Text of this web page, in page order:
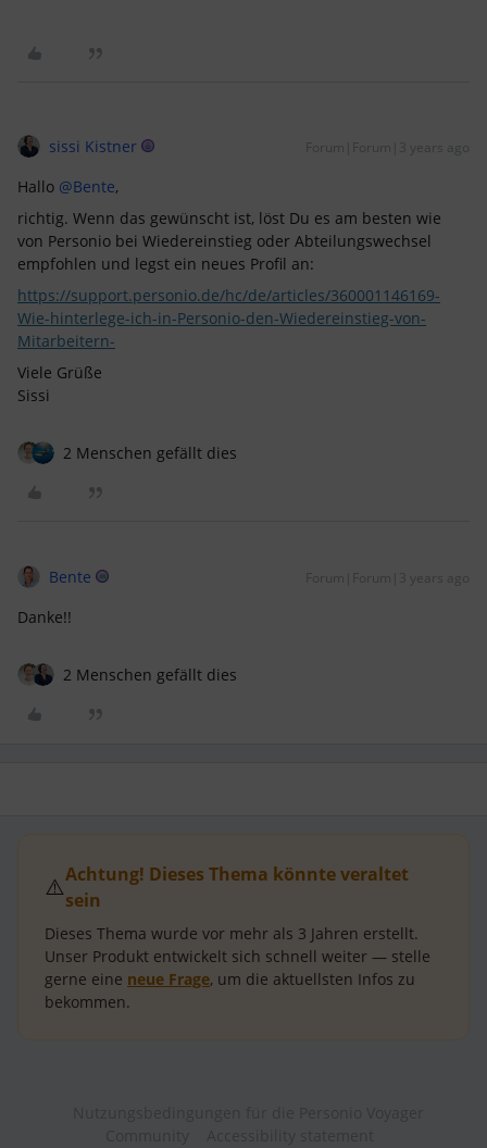
sissi Kistner Forum|Forum|3 years ago
Hallo @Bente,
richtig. Wenn das gewünscht ist, löst Du es am besten wie
von Personio bei Wiedereinstieg oder Abteilungswechsel
empfohlen und legst ein neues Profil an:
https://support.personio.de/hc/de/articles/360001146169-
Wie-hinterlege-ich-in-Personio-den-Wiedereinstieg-von-
Mitarbeitern-
Viele Grüße
Sissi
2 Menschen gefällt dies
Bente Forum|Forum|3 years ago
Danke!!
2 Menschen gefällt dies
⚠️Achtung! Dieses Thema könnte veraltet
sein
Dieses Thema wurde vor mehr als 3 Jahren erstellt.
Unser Produkt entwickelt sich schnell weiter — stelle
gerne eine neue Frage, um die aktuellsten Infos zu
bekommen.